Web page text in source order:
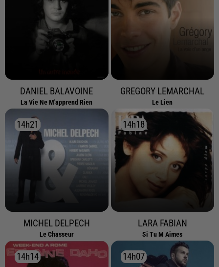
DANIEL BALAVOINE
La Vie Ne M'apprend Rien
GREGORY LEMARCHAL
Le Lien
14h21
14h21
MICHEL DELPECH
Le Chasseur
14h18
14h18
LARA FABIAN
Si Tu M Aimes
14h14
14h14 14h07
14h07